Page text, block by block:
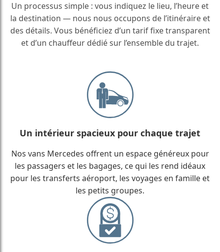
Un processus simple : vous indiquez le lieu, l’heure et
la destination — nous nous occupons de l’itinéraire et
des détails. Vous bénéficiez d’un tarif fixe transparent
et d’un chauffeur dédié sur l’ensemble du trajet.
Un intérieur spacieux pour chaque trajet
Nos vans Mercedes offrent un espace généreux pour
les passagers et les bagages, ce qui les rend idéaux
pour les transferts aéroport, les voyages en famille et
les petits groupes.